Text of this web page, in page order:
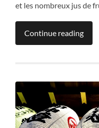
et les nombreux jus de
Continue reading